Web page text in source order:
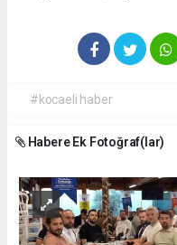
#kocaeli haber
Habere Ek Fotoğraf(lar)